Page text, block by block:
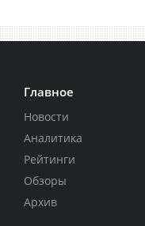
Главное
Новости
Аналитика
Рейтинги
Обзоры
Архив